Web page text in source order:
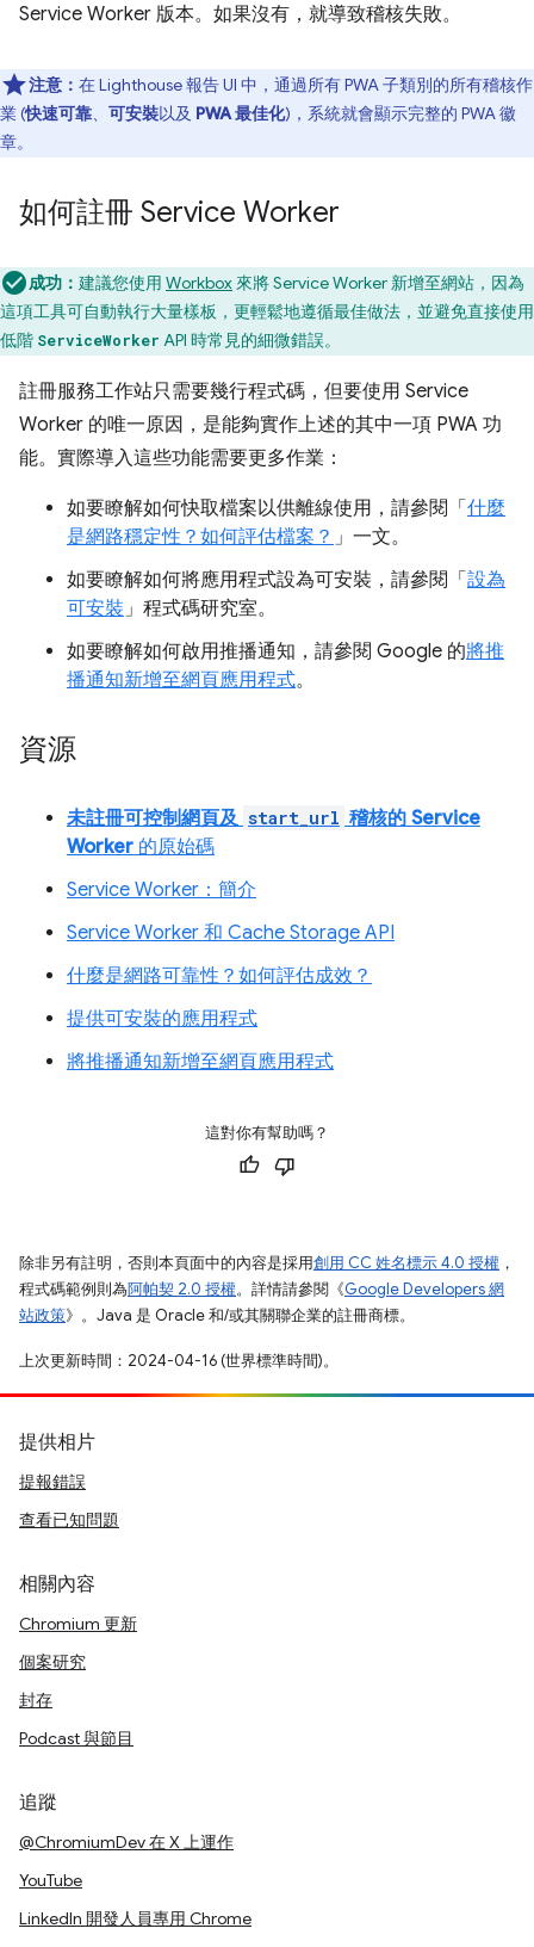
Service Worker 版本。如果沒有，就導致稽核失敗。
注意： 在 Lighthouse 報告 UI 中，通過所有 PWA 子類別的所有稽核作
業 (快速可靠、 可安裝以及 PWA 最佳化)，系統就會顯示完整的 PWA 徽
章。
如何註冊 Service Worker
成功： 建議您使用 Workbox來將 Service Worker 新增至網站，因為
這項工具可自動執行大量樣板，更輕鬆地遵循最佳做法，並避免直接使用
低階 ServiceWorker API 時常見的細微錯誤。
註冊服務工作站只需要幾行程式碼，但要使用 Service
Worker 的唯一原因，是能夠實作上述的其中一項 PWA 功
能。實際導入這些功能需要更多作業：
如要瞭解如何快取檔案以供離線使用，請參閱「什麼
是網路穩定性？如何評估檔案？ 」一文。
如要瞭解如何將應用程式設為可安裝，請參閱「設為
可安裝 」程式碼研究室。
如要瞭解如何啟用推播通知，請參閱 Google 的將推
播通知新增至網頁應用程式。
資源
未註冊可控制網頁及 start_url 稽核的 Service
Worker 的原始碼
Service Worker：簡介
Service Worker 和 Cache Storage API
什麼是網路可靠性？如何評估成效？
提供可安裝的應用程式
將推播通知新增至網頁應用程式
這對你有幫助嗎？
除非另有註明，否則本頁面中的內容是採用創用 CC 姓名標示 4.0 授權 ，
程式碼範例則為阿帕契 2.0 授權。詳情請參閱《Google Developers 網
站政策》。Java 是 Oracle 和/或其關聯企業的註冊商標。
上次更新時間：2024-04-16 (世界標準時間)。
提供相片
提報錯誤
查看已知問題
相關內容
Chromium 更新
個案研究
封存
Podcast 與節目
追蹤
@ChromiumDev 在 X 上運作
YouTube
LinkedIn 開發人員專用 Chrome